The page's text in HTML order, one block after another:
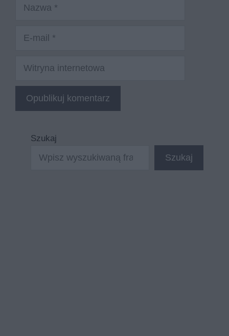
Witryna
internetowa
Szukaj
Szukaj